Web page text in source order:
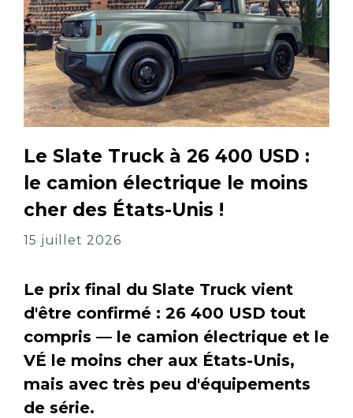
Le Slate Truck à 26 400 USD :
le camion électrique le moins
cher des États-Unis !
15 juillet 2026
Le prix final du Slate Truck vient
d'être confirmé : 26 400 USD tout
compris — le camion électrique et le
VÉ le moins cher aux États-Unis,
mais avec très peu d'équipements
de série.